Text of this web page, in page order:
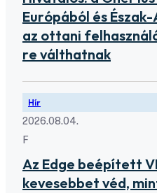
Európából és
az ottani
re válthatnak
Hír
2026.08.04.
F
Az Edge beépített
kevesebbet véd,